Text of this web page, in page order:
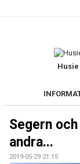
BILDGALLERI
Husie
Segern
andra...
2019-05-29 21:15